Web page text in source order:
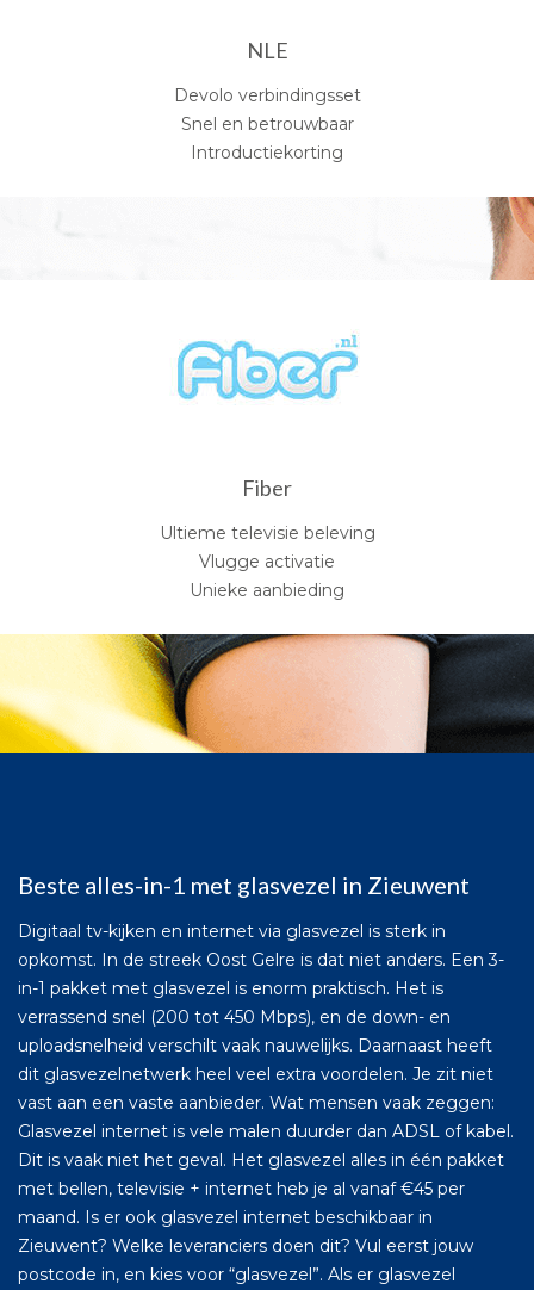
NLE
Devolo verbindingsset
Snel en betrouwbaar
Introductiekorting
Fiber
Ultieme televisie beleving
Vlugge activatie
Unieke aanbieding
Beste alles-in-1 met glasvezel in Zieuwent
Digitaal tv-kijken en internet via glasvezel is sterk in
opkomst. In de streek Oost Gelre is dat niet anders. Een 3-
in-1 pakket met glasvezel is enorm praktisch. Het is
verrassend snel (200 tot 450 Mbps), en de down- en
uploadsnelheid verschilt vaak nauwelijks. Daarnaast heeft
dit glasvezelnetwerk heel veel extra voordelen. Je zit niet
vast aan een vaste aanbieder. Wat mensen vaak zeggen:
Glasvezel internet is vele malen duurder dan ADSL of kabel.
Dit is vaak niet het geval. Het glasvezel alles in één pakket
met bellen, televisie + internet heb je al vanaf €45 per
maand. Is er ook glasvezel internet beschikbaar in
Zieuwent? Welke leveranciers doen dit? Vul eerst jouw
postcode in, en kies voor “glasvezel”. Als er glasvezel